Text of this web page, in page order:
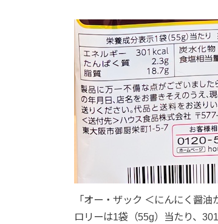
「オー・ザック ＜にんにく醤油
ロリーは1袋（55g）当たり、